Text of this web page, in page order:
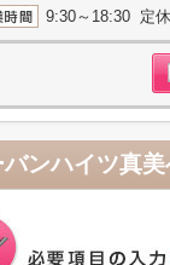
9:30～18:30 定
バンハイツ真美